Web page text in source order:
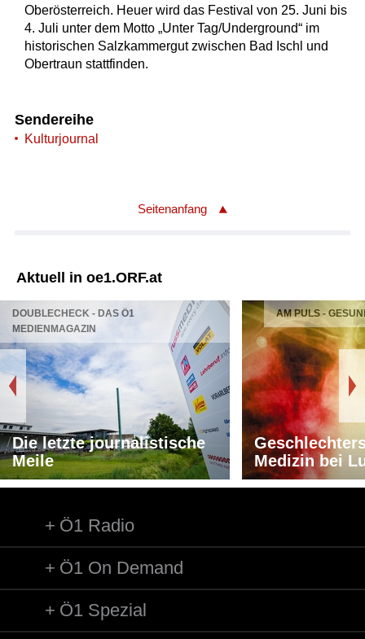
Oberösterreich. Heuer wird das Festival von 25. Juni bis
4. Juli unter dem Motto „Unter Tag/Underground“ im
historischen Salzkammergut zwischen Bad Ischl und
Obertraun stattfinden.
Sendereihe
Kulturjournal
Seitenanfang
Aktuell in oe1.ORF.at
DOUBLECHECK - DAS Ö1
MEDIENMAGAZIN
Die letzte journalistische
Meile
AM PULS -
Medizin bei
Ö1 Radio
Ö1 On Demand
Ö1 Spezial